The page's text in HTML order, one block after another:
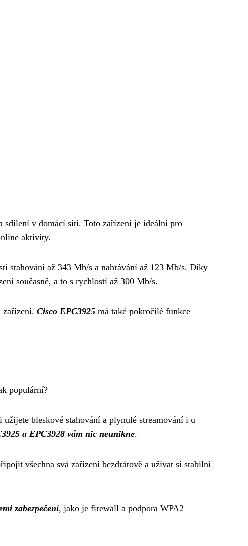
sdílení v domácí síti. Toto zařízení je ideální pro
aktivity.
stahování až 343 Mb/s a ​​nahrávání až 123 Mb/s. Díky
současně, a to s rychlostí až 300 Mb/s.
zařízení. Cisco EPC3925 má také pokročilé funkce
populární?
bleskové stahování a plynulé streamování i u
a EPC3928 vám nic neunikne.
všechna svá zařízení bezdrátově a užívat si stabilní
zabezpečení, jako je firewall a podpora WPA2